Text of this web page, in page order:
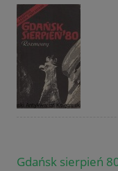
Gdańsk sierpień